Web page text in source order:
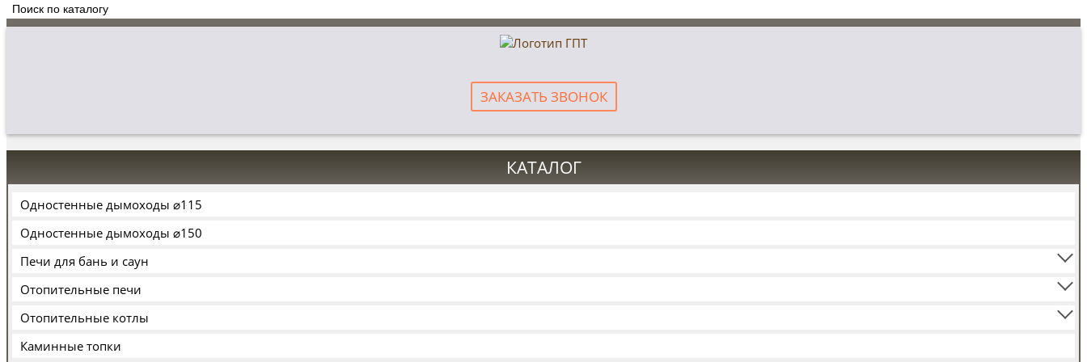
ЗАКАЗАТЬ ЗВОНОК
КАТАЛОГ
Одностенные дымоходы ⌀115
Одностенные дымоходы ⌀150
Печи для бань и саун
Отопительные печи
Отопительные котлы
Каминные топки